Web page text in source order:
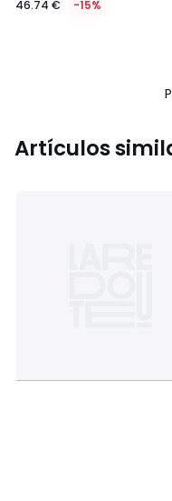
en
aplicado.
46.74 € -15%
Artículos